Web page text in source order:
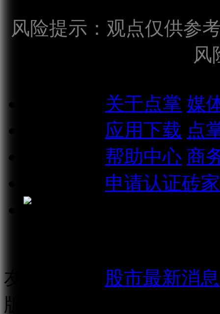
风险提示：观点仅供参
风
关于点掌 媒
应用下载 点
帮助中心 商
申请认证砖家
友情链接：
股市最新消息
版权所有：